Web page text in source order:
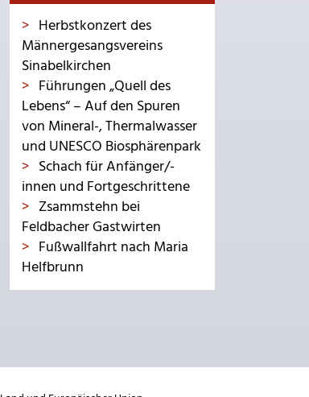
Herbstkonzert des
Männergesangsvereins
Sinabelkirchen
Führungen „Quell des
Lebens“ – Auf den Spuren
von Mineral-, Thermalwasser
und UNESCO Biosphärenpark
Schach für Anfänger/-
innen und Fortgeschrittene
Zsammstehn bei
Feldbacher Gastwirten
Fußwallfahrt nach Maria
Helfbrunn